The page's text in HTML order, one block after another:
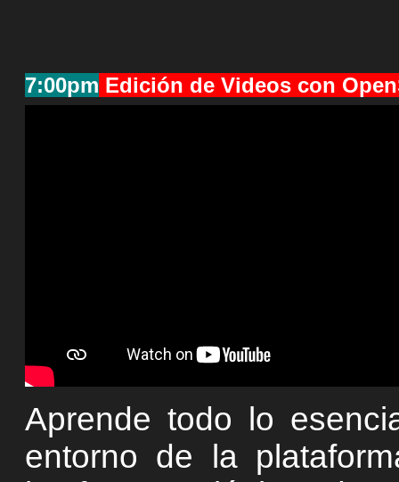
7:00pm Edición de Videos con
Aprende todo lo
entorno de la